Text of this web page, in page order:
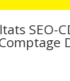
SEO-